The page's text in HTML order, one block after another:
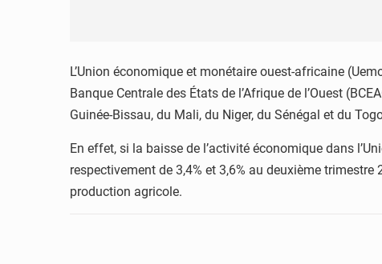
L’Union économique et monétaire ouest-africaine
Banque Centrale des États de l’Afrique de l’Ouest
Guinée-Bissau, du Mali, du Niger, du Sénégal et du
En effet, si la baisse de l’activité économique dans
respectivement de 3,4% et 3,6% au deuxième
production agricole.